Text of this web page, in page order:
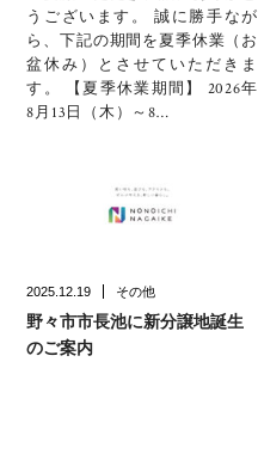
うございます。 誠に勝手なが
ら、下記の期間を夏季休業（お
盆休み）とさせていただきま
す。 【夏季休業期間】 2026年
8月13日（木）～8…
2025.12.19 その他
野々市市長池に新分譲地誕生
のご案内